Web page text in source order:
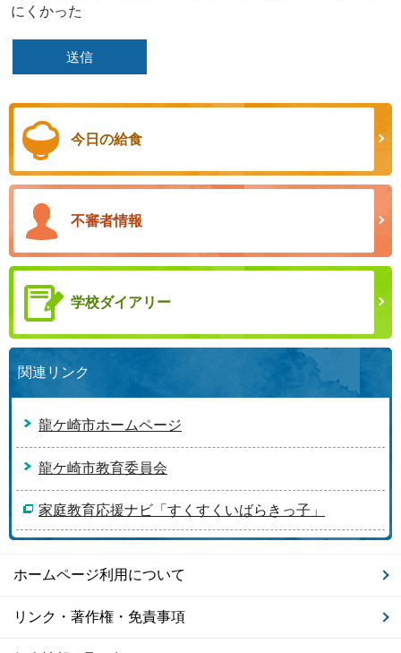
にくかった
今日の給食
不審者情報
学校ダイアリー
関連リンク
龍ケ崎市ホームページ
龍ケ崎市教育委員会
家庭教育応援ナビ「すくすくいばらきっ子」
ホームページ利用について
リンク・著作権・免責事項